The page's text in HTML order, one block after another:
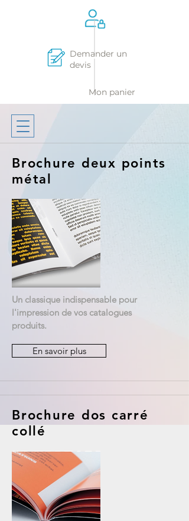
Demander un
devis
Mon panier
Brochure deux points
métal
Un classique indispensable pour
l'impression de vos catalogues
produits.
En savoir plus
Brochure dos carré
collé